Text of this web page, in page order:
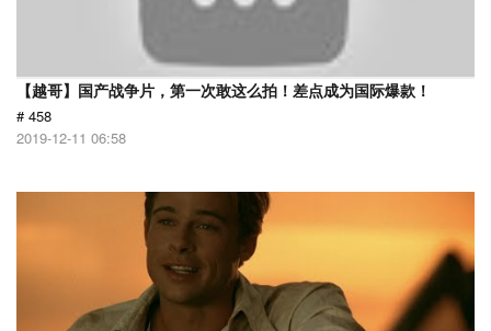
【越哥】国产战争片，第一次敢这么拍！差点成为国际爆款！
# 458
2019-12-11 06:58